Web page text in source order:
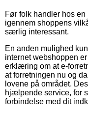
Før folk handler hos
igennem shoppens
særlig interessant.
En anden mulighed
internet webshoppen
erklæring om at e-
at forretningen nu og
lovene på området.
hjælpende service, for
forbindelse med dit